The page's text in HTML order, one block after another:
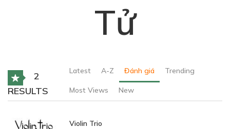
Tử
2
RESULTS
Latest A-Z Đánh giá Trending
Most Views New
Violin Trio